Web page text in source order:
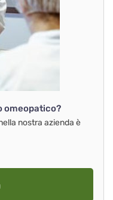
omeopatico?
nostra azienda è